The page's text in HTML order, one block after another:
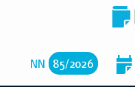
NN 85/2026